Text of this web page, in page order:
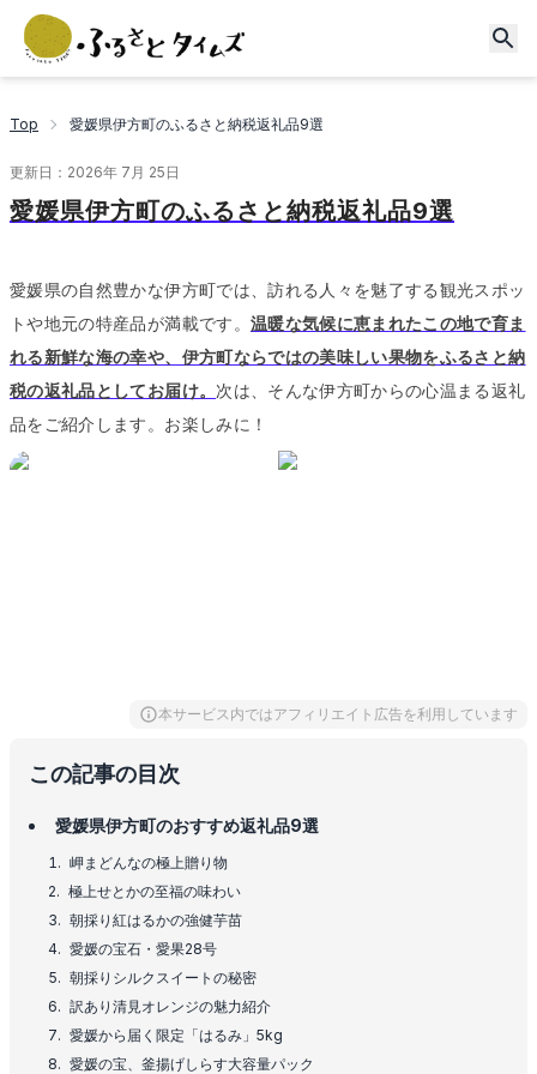
Top 愛媛県伊方町のふるさと納税返礼品9選
更新日： 2026年 7月 25日
愛媛県伊方町のふるさと納税返礼品9選
愛媛県の自然豊かな伊方町では、訪れる人々を魅了する観光スポッ
トや地元の特産品が満載です。 温暖な気候に恵まれたこの地で育ま
れる新鮮な海の幸や、伊方町ならではの美味しい果物をふるさと納
税の返礼品としてお届け。 次は、そんな伊方町からの心温まる返礼
品をご紹介します。 お楽しみに！
本サービス内ではアフィリエイト広告を利用しています
この記事の目次
愛媛県伊方町のおすすめ返礼品9選
岬まどんなの極上贈り物
極上せとかの至福の味わい
朝採り紅はるかの強健芋苗
愛媛の宝石・愛果28号
朝採りシルクスイートの秘密
訳あり清見オレンジの魅力紹介
愛媛から届く限定「はるみ」5kg
愛媛の宝、釜揚げしらす大容量パック